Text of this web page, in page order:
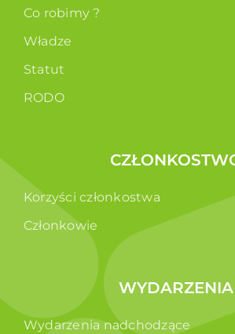
Co robimy ?
Władze
Statut
RODO
Korzyści członkostwa
Członkowie
WYDARZENIA
Wydarzenia nadchodzące